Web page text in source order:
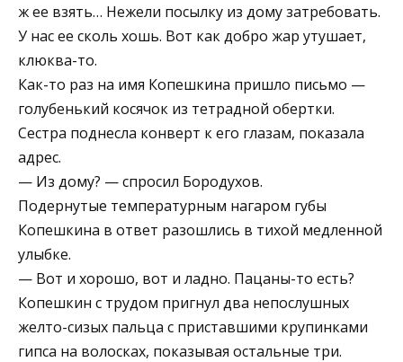
ж ее взять… Нежели посылку из дому затребовать.
У нас ее сколь хошь. Вот как добро жар утушает,
клюква-то.
Как-то раз на имя Копешкина пришло письмо —
голубенький косячок из тетрадной обертки.
Сестра поднесла конверт к его глазам, показала
адрес.
— Из дому? — спросил Бородухов.
Подернутые температурным нагаром губы
Копешкина в ответ разошлись в тихой медленной
улыбке.
— Вот и хорошо, вот и ладно. Пацаны-то есть?
Копешкин с трудом пригнул два непослушных
желто-сизых пальца с приставшими крупинками
гипса на волосках, показывая остальные три.